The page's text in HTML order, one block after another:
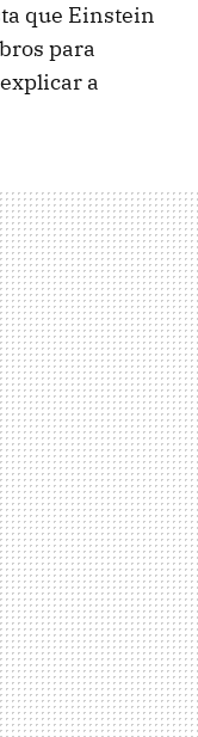
que Einstein
para
a